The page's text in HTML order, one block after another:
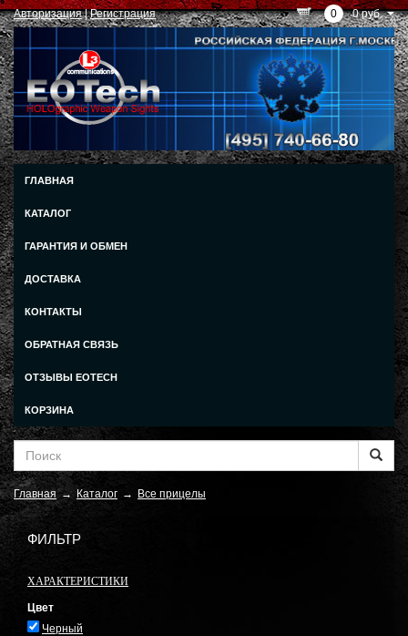
Авторизация|Регистрация 0 0 руб.
ГЛАВНАЯ
КАТАЛОГ
ГАРАНТИЯ И ОБМЕН
ДОСТАВКА
КОНТАКТЫ
ОБРАТНАЯ СВЯЗЬ
ОТЗЫВЫ EOTECH
КОРЗИНА
Главная → Каталог → Все прицелы
ФИЛЬТР
ХАРАКТЕРИСТИКИ
Цвет
Черный